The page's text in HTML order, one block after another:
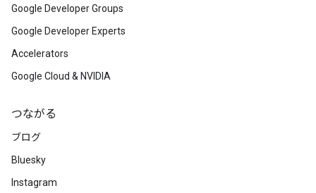
Google Developer Groups
Google Developer Experts
Accelerators
Google Cloud & NVIDIA
つながる
ブログ
Bluesky
Instagram